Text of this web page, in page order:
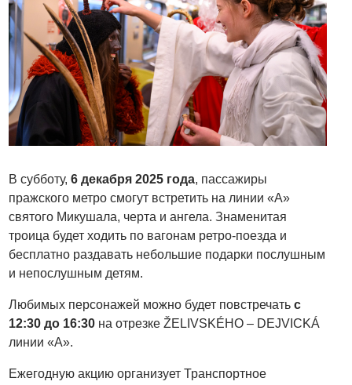
В субботу,6 декабря 2025 года, пассажиры
пражского метро смогут встретить на линии «А»
святого Микушала, черта и ангела. Знаменитая
троица будет ходить по вагонам ретро-поезда и
бесплатно раздавать небольшие подарки послушным
и непослушным детям.
Любимых персонажей можно будет повстречатьс
12:30 до 16:30 на отрезке ŽELIVSKÉHO – DEJVICKÁ
линии «А».
Ежегодную акцию организует Транспортное